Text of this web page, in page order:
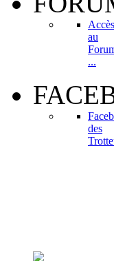
Accès
au
...
des